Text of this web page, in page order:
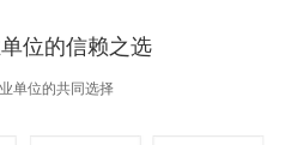
位的信赖之选
单位的共同选择